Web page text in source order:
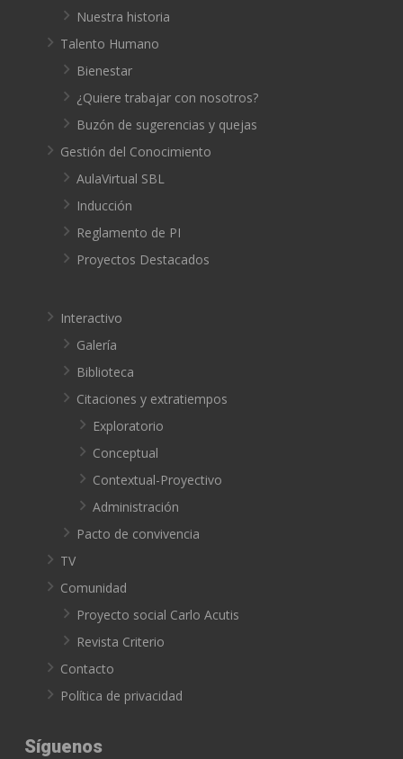
Nuestra historia
Talento Humano
Bienestar
¿Quiere trabajar con nosotros?
Buzón de sugerencias y quejas
Gestión del Conocimiento
AulaVirtual SBL
Inducción
Reglamento de PI
Proyectos Destacados
Interactivo
Galería
Biblioteca
Citaciones y extratiempos
Exploratorio
Conceptual
Contextual-Proyectivo
Administración
Pacto de convivencia
TV
Comunidad
Proyecto social Carlo Acutis
Revista Criterio
Contacto
Política de privacidad
Síguenos